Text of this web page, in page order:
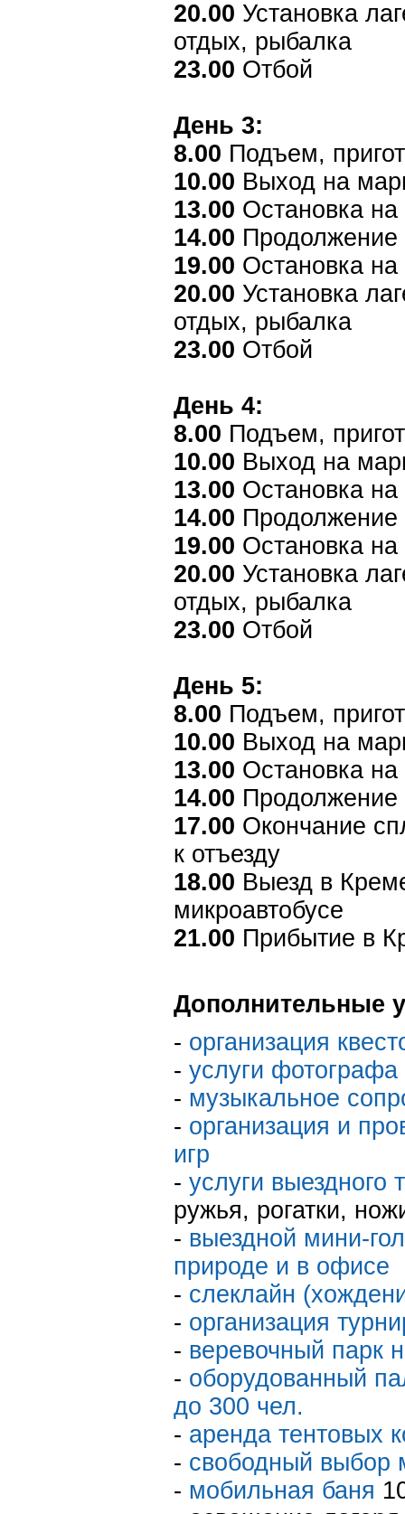
20.00 Установка
отдых, рыбалка
23.00 Отбой
День 3:
8.00 Подъем,
10.00 Выход на
13.00 Остановка на
14.00
19.00 Остановка
20.00 Установка
отдых, рыбалка
23.00 Отбой
День 4:
8.00 Подъем,
10.00 Выход на
13.00 Остановка на
14.00
19.00 Остановка
20.00 Установка
отдых, рыбалка
23.00 Отбой
День 5:
8.00 Подъем,
10.00 Выход на
13.00 Остановка на
14.00
17.00 Окончание
к отъезду
18.00 Выезд в
микроавтобусе
21.00 Прибытие в
Дополнительные
- организация
- услуги
- музыкальное
- организация и
игр
- услуги выездного
ружья, рогатки,
- выездной мини-
природе и в офисе
- слеклайн
- организация
- веревочный парк
- оборудованный
до 300 чел.
- аренда тентовых
- свободный выбор
- мобильная баня